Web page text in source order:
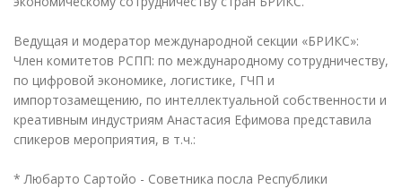
Ведущая и модератор международной секции «БРИКС»:
Член комитетов РСПП: по международному сотрудничеству,
по цифровой экономике, логистике, ГЧП и
импортозамещению, по интеллектуальной собственности и
креативным индустриям Анастасия Ефимова представила
спикеров мероприятия, в т.ч.:
* Любарто Сартойо - Советника посла Республики